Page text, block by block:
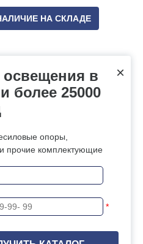
НА СКЛАДЕ
опора РМП - 4
по запросу
×
в
более 25000
опоры,
прочие комплектующие
*